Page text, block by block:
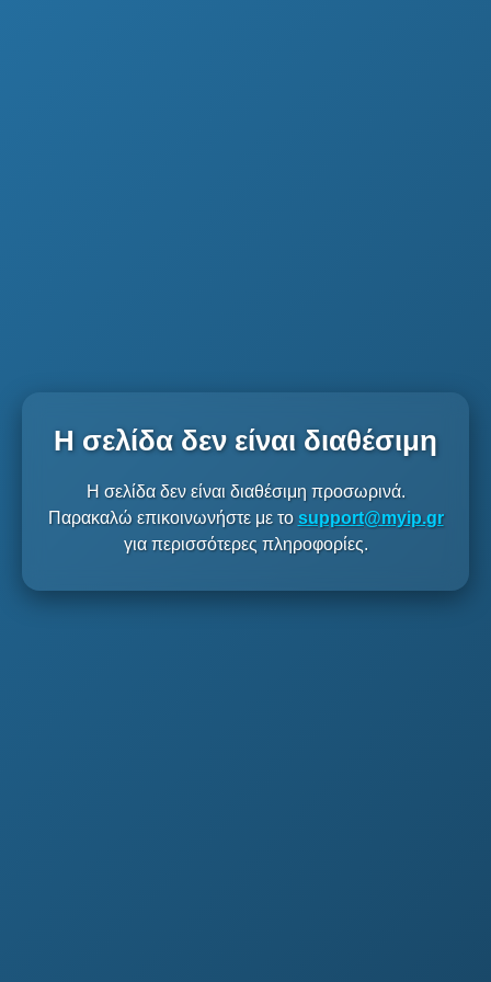
Η σελίδα δεν είναι διαθέσιμη
Η σελίδα δεν είναι διαθέσιμη προσωρινά.
Παρακαλώ επικοινωνήστε με το support@myip.gr
για περισσότερες πληροφορίες.